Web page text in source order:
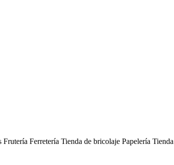
Frutería Ferretería Tienda de bricolaje Papelería